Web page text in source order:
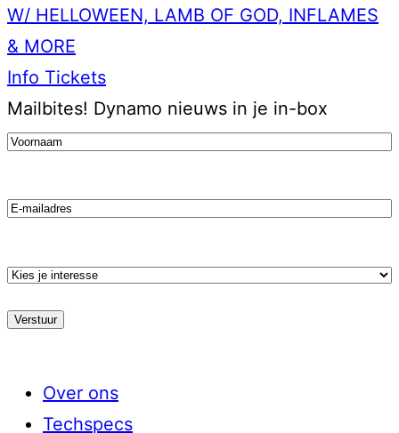
W/ HELLOWEEN, LAMB OF GOD, INFLAMES
& MORE
Info Tickets
Mailbites! Dynamo nieuws in je in-box
Voornaam(Vereist)
Email
Kies
stroming
Over ons
Techspecs